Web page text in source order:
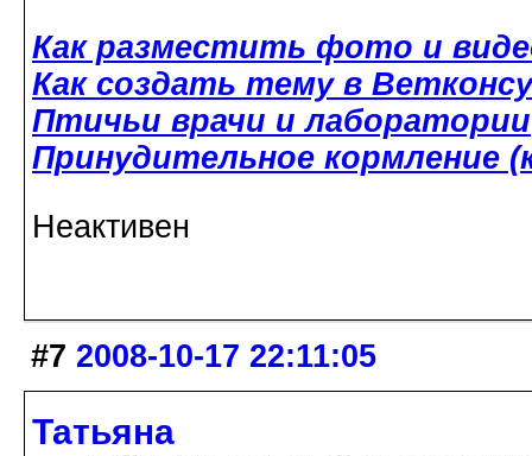
Как разместить фото и
Как создать тему в
Птичьи врачи и лаборатории
Принудительное кормление
Неактивен
#7 2008-10-17 22:11:05
Татьяна